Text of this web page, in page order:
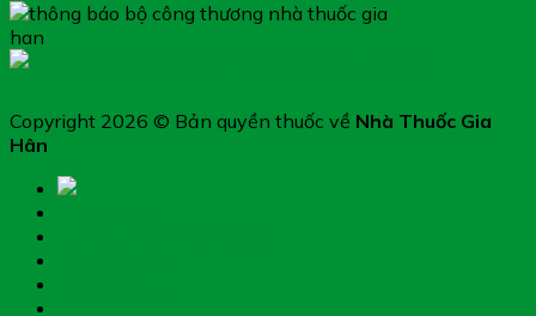
Copyright 2026 © Bản quyền thuốc về Nhà Thuốc Gia
Hân